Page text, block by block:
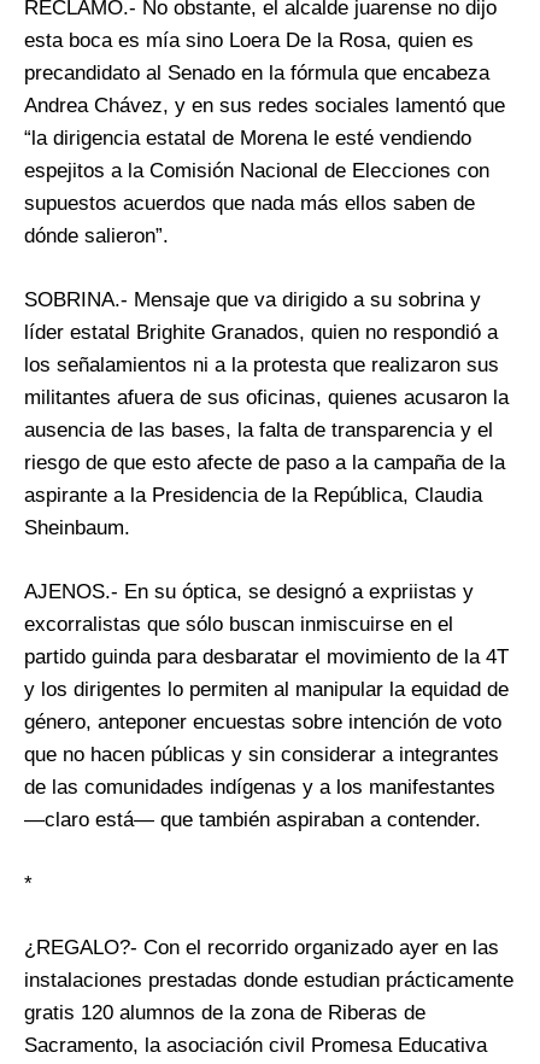
RECLAMO.- No obstante, el alcalde juarense no dijo
esta boca es mía sino Loera De la Rosa, quien es
precandidato al Senado en la fórmula que encabeza
Andrea Chávez, y en sus redes sociales lamentó que
“la dirigencia estatal de Morena le esté vendiendo
espejitos a la Comisión Nacional de Elecciones con
supuestos acuerdos que nada más ellos saben de
dónde salieron”.
SOBRINA.- Mensaje que va dirigido a su sobrina y
líder estatal Brighite Granados, quien no respondió a
los señalamientos ni a la protesta que realizaron sus
militantes afuera de sus oficinas, quienes acusaron la
ausencia de las bases, la falta de transparencia y el
riesgo de que esto afecte de paso a la campaña de la
aspirante a la Presidencia de la República, Claudia
Sheinbaum.
AJENOS.- En su óptica, se designó a expriistas y
excorralistas que sólo buscan inmiscuirse en el
partido guinda para desbaratar el movimiento de la 4T
y los dirigentes lo permiten al manipular la equidad de
género, anteponer encuestas sobre intención de voto
que no hacen públicas y sin considerar a integrantes
de las comunidades indígenas y a los manifestantes
—claro está— que también aspiraban a contender.
*
¿REGALO?- Con el recorrido organizado ayer en las
instalaciones prestadas donde estudian prácticamente
gratis 120 alumnos de la zona de Riberas de
Sacramento, la asociación civil Promesa Educativa